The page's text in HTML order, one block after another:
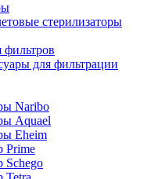
стерилизаторы
для фильтрации
Naribo
Aquael
Eheim
Prime
Schego